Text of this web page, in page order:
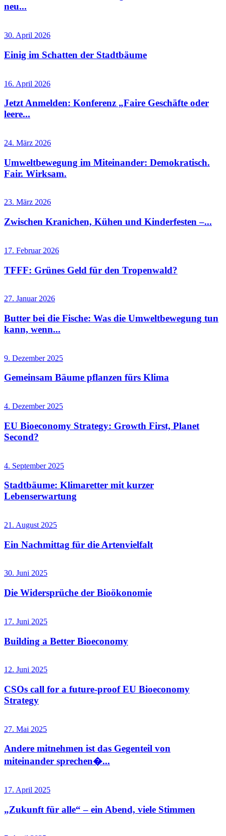
neu...
30. April 2026
Einig im Schatten der Stadtbäume
16. April 2026
Jetzt Anmelden: Konferenz „Faire Geschäfte oder
leere...
24. März 2026
Umweltbewegung im Miteinander: Demokratisch.
Fair. Wirksam.
23. März 2026
Zwischen Kranichen, Kühen und Kinderfesten –...
17. Februar 2026
TFFF: Grünes Geld für den Tropenwald?
27. Januar 2026
Butter bei die Fische: Was die Umweltbewegung tun
kann, wenn...
9. Dezember 2025
Gemeinsam Bäume pflanzen fürs Klima
4. Dezember 2025
EU Bioeconomy Strategy: Growth First, Planet
Second?
4. September 2025
Stadtbäume: Klimaretter mit kurzer
Lebenserwartung
21. August 2025
Ein Nachmittag für die Artenvielfalt
30. Juni 2025
Die Widersprüche der Bioökonomie
17. Juni 2025
Building a Better Bioeconomy
12. Juni 2025
CSOs call for a future-proof EU Bioeconomy
Strategy
27. Mai 2025
Andere mitnehmen ist das Gegenteil von
miteinander sprechen�...
17. April 2025
„Zukunft für alle“ – ein Abend, viele Stimmen